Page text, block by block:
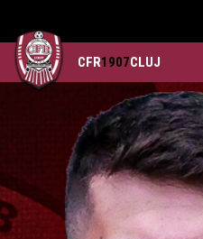
CFR1907CLUJ